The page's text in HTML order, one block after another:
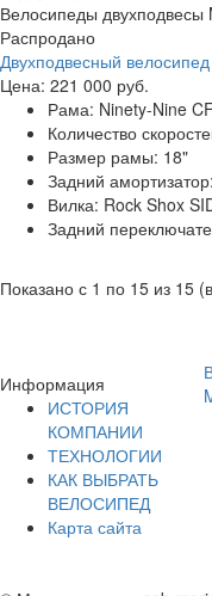
Велосипеды двухподвесы
Распродано
Двухподвесный
Цена: 221 000 руб.
Рама: Ninety-Nine
Количество
Размер рамы: 18"
Задний амортизатор:
Вилка: Rock Shox
Задний
Показано с 1 по 15 из 15
Информация
ИСТОРИЯ
КОМПАНИИ
ТЕХНОЛОГИИ
КАК ВЫБРАТЬ
ВЕЛОСИПЕД
Карта сайта